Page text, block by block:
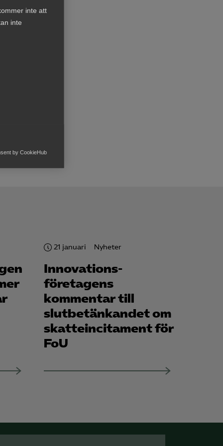
21 januari Nyheter
Innovations­
företagens
kommentar till
slutbetänkandet om
skatteincitament för
FoU
inte att
inte
innebära
by CookieHub